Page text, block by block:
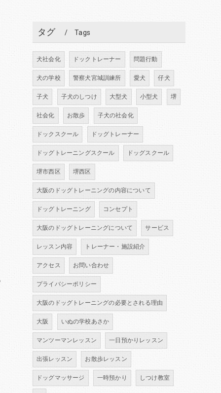
タグ Tags
犬社会化 ドックトレーナー 問題行動
犬の学校 警察犬宮城訓練所 愛犬 仔犬
子犬 子犬のしつけ 大型犬 小型犬 堺
社会化 お散歩 子犬の社会化
ドックスクール ドッグトレーナー
ドッグトレーニングスクール ドッグスクール
堺市西区 堺西区
大阪のドッグトレーニングの内容について
ドッグトレーニング コンセプト
大阪のドッグトレーニングについて サービス
レッスン内容 トレーナー・施設紹介
アクセス お問い合わせ
プライバシーポリシー
大阪のドッグトレーニングの必要とされる理由
大阪 いぬの学校あさか
マンツーマンレッスン 一日預かりレッスン
出張レッスン お散歩レッスン
ドッグマッサージ 一時預かり しつけ教室